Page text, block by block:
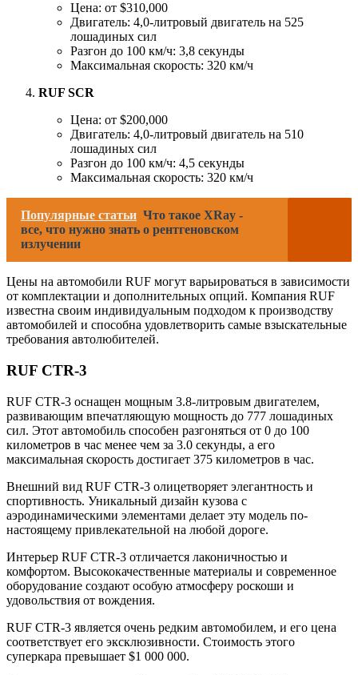
Цена: от $310,000
Двигатель: 4,0-литровый двигатель на 525
лошадиных сил
Разгон до 100 км/ч: 3,8 секунды
Максимальная скорость: 320 км/ч
RUF SCR
Цена: от $200,000
Двигатель: 4,0-литровый двигатель на 510
лошадиных сил
Разгон до 100 км/ч: 4,5 секунды
Максимальная скорость: 320 км/ч
Популярные статьи Что такое XRay -
все, что нужно знать о рентгеновском
излучении
Цены на автомобили RUF могут варьироваться в зависимости
от комплектации и дополнительных опций. Компания RUF
известна своим индивидуальным подходом к производству
автомобилей и способна удовлетворить самые взыскательные
требования автолюбителей.
RUF CTR-3
RUF CTR-3 оснащен мощным 3.8-литровым двигателем,
развивающим впечатляющую мощность до 777 лошадиных
сил. Этот автомобиль способен разгоняться от 0 до 100
километров в час менее чем за 3.0 секунды, а его
максимальная скорость достигает 375 километров в час.
Внешний вид RUF CTR-3 олицетворяет элегантность и
спортивность. Уникальный дизайн кузова с
аэродинамическими элементами делает эту модель по-
настоящему привлекательной на любой дороге.
Интерьер RUF CTR-3 отличается лаконичностью и
комфортом. Высококачественные материалы и современное
оборудование создают особую атмосферу роскоши и
удовольствия от вождения.
RUF CTR-3 является очень редким автомобилем, и его цена
соответствует его эксклюзивности. Стоимость этого
суперкара превышает $1 000 000.